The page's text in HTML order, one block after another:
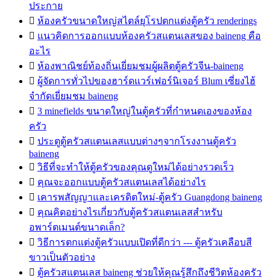
ประกาย
 ห้องครัวขนาดใหญ่สไตล์ยุโรปตกแต่งตู้ครัว renderings
 แนวคิดการออกแบบห้องครัวสแตนเลสของ baineng คือ
อะไร
 ห้องพาณิชย์ท้องถิ่นเยี่ยมชมผู้ผลิตตู้ครัวจีน-baineng
 ผู้จัดการทั่วไปของฮาร์ดแวร์เฟอร์นิเจอร์ Blum เซี่ยงไฮ้
จำกัดเยี่ยมชม baineng
 3 minefields ขนาดใหญ่ในตู้ครัวที่กำหนดเองของห้อง
ครัว
 ประตูตู้ครัวสแตนเลสแบบต่างๆจากโรงงานตู้ครัว
baineng
 วิธีที่จะทำให้ตู้ครัวของคุณดูใหม่ได้อย่างรวดเร็ว
 คุณจะออกแบบตู้ครัวสแตนเลสได้อย่างไร
 เคารพสัญญาและเครดิตใหม่-ตู้ครัว Guangdong baineng
 คุณคิดอย่างไรเกี่ยวกับตู้ครัวสแตนเลสสำหรับ
อพาร์ตเมนต์ขนาดเล็ก?
 วิธีการตกแต่งตู้ครัวแบบเปิดที่ดีกว่า --- ตู้ครัวเคลือบสี
ขาวเป็นตัวอย่าง
 ตู้ครัวสแตนเลส baineng ช่วยให้คุณรู้สึกถึงชีวิตห้องครัว